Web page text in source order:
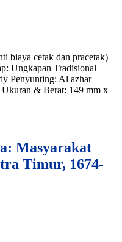
biaya cetak dan pracetak) +
Ungkapan Tradisional
Penyunting: Al azhar
& Berat: 149 mm x
Masyarakat
Timur, 1674-